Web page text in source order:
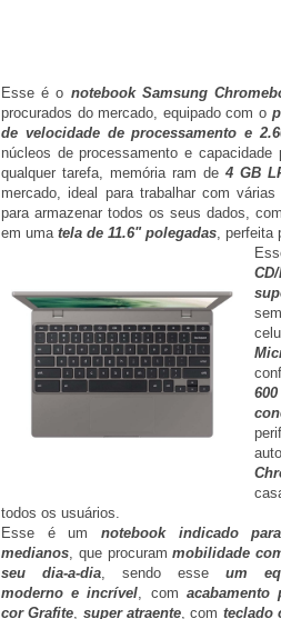
Esse é o notebook Samsung
procurados do mercado, equipado com o
de velocidade de processamento e
núcleos de processamento e
qualquer tarefa, memória ram de 4 GB
mercado, ideal para trabalhar com
para armazenar todos os seus dados,
em uma tela de 11.6" polegadas, perfeita
600
todos os usuários.
Esse é um notebook indicado
medianos, que procurammobilidade
seu dia-a-dia, sendo esse um
moderno e incrível, com acabamento
cor Grafite, super atraente, com teclado